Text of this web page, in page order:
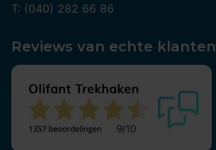
T: (040) 282 66 86
Reviews van echte klanten